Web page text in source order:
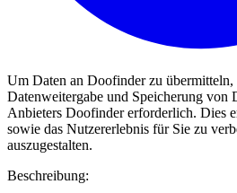
Um Daten an Doofinder zu
Datenweitergabe und Speicherung von
Anbieters Doofinder erforderlich. Dies
sowie das Nutzererlebnis für Sie zu
auszugestalten.
Beschreibung: